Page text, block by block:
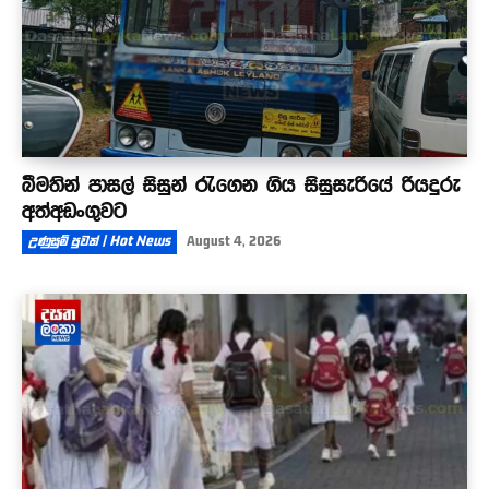
බීමතින් පාසල් සිසුන් රැගෙන ගිය සිසුසැරියේ රියදුරු
අත්අඩංගුවට
උණුසුම් පුවත් | Hot News August 4, 2026